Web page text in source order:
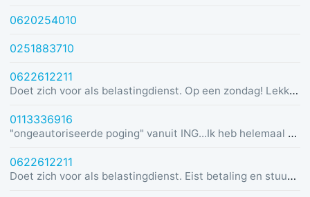
0620254010
0251883710
0622612211
Doet zich voor als belastingdienst. Op een zondag! Lekker dom
0113336916
"ongeautoriseerde poging" vanuit ING...Ik heb helemaal geen rekening bij ING :)
0622612211
Doet zich voor als belastingdienst. Eist betaling en stuurt link in bericht met dreiging van beslaglegging.